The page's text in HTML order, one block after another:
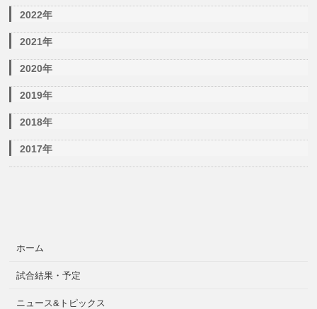
2022年
2021年
2020年
2019年
2018年
2017年
ホーム
試合結果・予定
ニュース&トピックス